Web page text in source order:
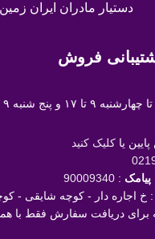
دستیار مادران ایران زمین
فروش
۹ تا ۱۷ و پنج شنبه ۹ تا ۱۳)
یا کلیک کنید
:
90009340